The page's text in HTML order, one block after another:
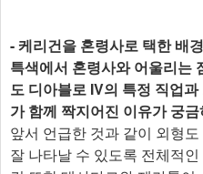
- 케리건을 혼령사로 택한 배
특색에서 혼령사와 어울리는
도 디아블로 IV의 특정 직업
가 함께 짝지어진 이유가 궁
앞서 언급한 것과 같이 외형
잘 나타날 수 있도록 전체적